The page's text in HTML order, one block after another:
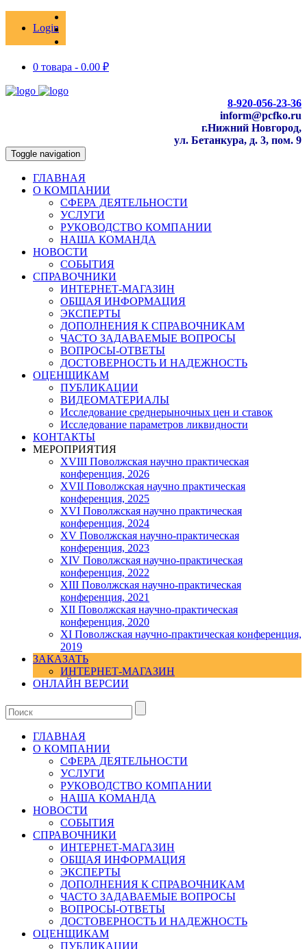
Login
0 товара - 0.00 ₽
8-920-056-23-36
inform@pcfko.ru
г.Нижний Новгород,
ул. Бетанкура, д. 3, пом. 9
Toggle navigation
ГЛАВНАЯ
О КОМПАНИИ
СФЕРА ДЕЯТЕЛЬНОСТИ
УСЛУГИ
РУКОВОДСТВО КОМПАНИИ
НАША КОМАНДА
НОВОСТИ
СОБЫТИЯ
СПРАВОЧНИКИ
ИНТЕРНЕТ-МАГАЗИН
ОБЩАЯ ИНФОРМАЦИЯ
ЭКСПЕРТЫ
ДОПОЛНЕНИЯ К СПРАВОЧНИКАМ
ЧАСТО ЗАДАВАЕМЫЕ ВОПРОСЫ
ВОПРОСЫ-ОТВЕТЫ
ДОСТОВЕРНОСТЬ И НАДЕЖНОСТЬ
ОЦЕНЩИКАМ
ПУБЛИКАЦИИ
ВИДЕОМАТЕРИАЛЫ
Исследование среднерыночных цен и ставок
Исследование параметров ликвидности
КОНТАКТЫ
МЕРОПРИЯТИЯ
XVIII Поволжская научно практическая
конференция, 2026
XVII Поволжская научно практическая
конференция, 2025
XVI Поволжская научно практическая
конференция, 2024
ХV Поволжская научно-практическая
конференция, 2023
ХIV Поволжская научно-практическая
конференция, 2022
ХIII Поволжская научно-практическая
конференция, 2021
ХII Поволжская научно-практическая
конференция, 2020
XI Поволжская научно-практическая конференция,
2019
ЗАКАЗАТЬ
ИНТЕРНЕТ-МАГАЗИН
ОНЛАЙН ВЕРСИИ
ГЛАВНАЯ
О КОМПАНИИ
СФЕРА ДЕЯТЕЛЬНОСТИ
УСЛУГИ
РУКОВОДСТВО КОМПАНИИ
НАША КОМАНДА
НОВОСТИ
СОБЫТИЯ
СПРАВОЧНИКИ
ИНТЕРНЕТ-МАГАЗИН
ОБЩАЯ ИНФОРМАЦИЯ
ЭКСПЕРТЫ
ДОПОЛНЕНИЯ К СПРАВОЧНИКАМ
ЧАСТО ЗАДАВАЕМЫЕ ВОПРОСЫ
ВОПРОСЫ-ОТВЕТЫ
ДОСТОВЕРНОСТЬ И НАДЕЖНОСТЬ
ОЦЕНЩИКАМ
ПУБЛИКАЦИИ